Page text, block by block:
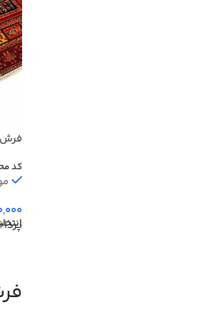
فرش
کد